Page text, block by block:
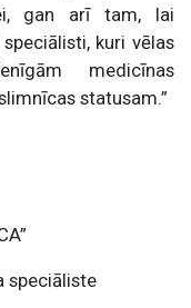
gan arī tam, lai
kuri vēlas
medicīnas
statusam.”
speciāliste